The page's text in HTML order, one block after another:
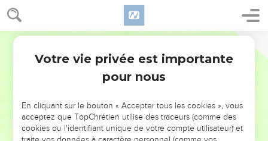
NE MANQUEZ PAS L’ÉVÉNEMENT
DE L’ANNÉE !
ET SI LEURS ERREURS POUVAIENT VOUS ÉVITER LES
Votre vie privée est importante
pour nous
En cliquant sur le bouton « Accepter tous les cookies », vous
acceptez que TopChrétien utilise des traceurs (comme des
cookies ou l'identifiant unique de votre compte utilisateur) et